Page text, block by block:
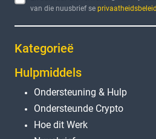
van die nuusbrief seprivaatheidsbeleid
Kategorieë
Hulpmiddels
Ondersteuning & Hulp
Ondersteunde Crypto
Hoe dit Werk